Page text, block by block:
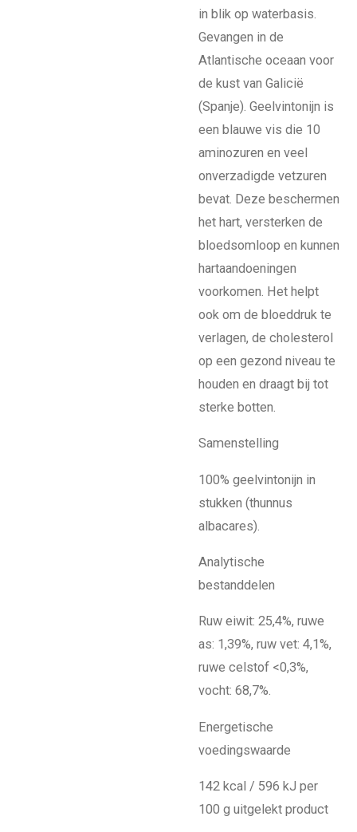
in blik op waterbasis.
Gevangen in de
Atlantische oceaan voor
de kust van Galicië
(Spanje). Geelvintonijn is
een blauwe vis die 10
aminozuren en veel
onverzadigde vetzuren
bevat. Deze beschermen
het hart, versterken de
bloedsomloop en kunnen
hartaandoeningen
voorkomen. Het helpt
ook om de bloeddruk te
verlagen, de cholesterol
op een gezond niveau te
houden en draagt bij tot
sterke botten.
Samenstelling
100% geelvintonijn in
stukken (thunnus
albacares).
Analytische
bestanddelen
Ruw eiwit: 25,4%, ruwe
as: 1,39%, ruw vet: 4,1%,
ruwe celstof <0,3%,
vocht: 68,7%.
Energetische
voedingswaarde
142 kcal / 596 kJ per
100 g uitgelekt product